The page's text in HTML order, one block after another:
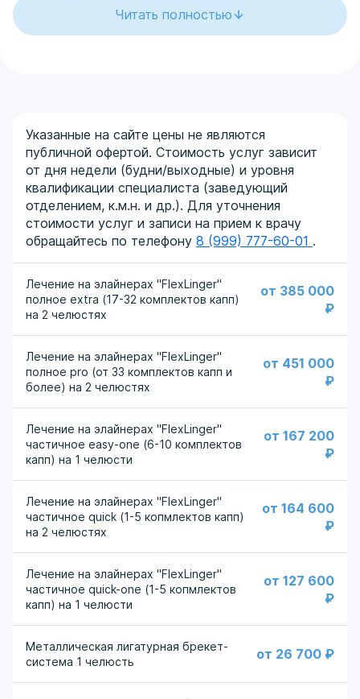
преждевременное разрушение зубов и даже
головные боли.
приговор. Главное, вовремя обратиться к
специалисту. В «Центральной поликлинике на
Ленинградке» каждый пациент получает
индивидуальный подход, основанный на принципах
доказательной медицины и глубокого уважения к
личным границам.
Показания
Исправление неправильного прикуса требуется не
только при явных визуальных нарушениях. Часто
проблема проявляется незаметно, но доставляет
ощутимый дискомфорт:
Зубы смыкаются неравномерно или с усилием.
Между зубами есть заметные промежутки.
Наблюдается чрезмерная стираемость эмали.
области височно-нижнечелюстного сустава.
Появляются регулярные головные боли,
некоторые звуки.
Даже если вы не видите явных дефектов, но
испытываете подобные симптомы, стоит записаться
на консультацию к ортодонту. Иногда лечение
прикуса становится ключом к решению хронических
проблем со здоровьем.
Читать полностью
Указанные на сайте цены не являются
публичной офертой. Стоимость услуг зависит
от дня недели (будни/выходные) и уровня
квалификации специалиста (заведующий
отделением, к.м.н. и др.). Для уточнения
стоимости услуг и записи на прием к врачу
обращайтесь по телефону 8 (999) 777-60-01 .
Лечение на элайнерах "FlexLinger"
полное extra (17-32 комплектов капп)
на 2 челюстях
от 385 000
₽
Лечение на элайнерах "FlexLinger"
полное pro (от 33 комплектов капп и
более) на 2 челюстях
от 451 000
₽
Лечение на элайнерах "FlexLinger"
частичное easy-one (6-10 комплектов
капп) на 1 челюсти
от 167 200
₽
Лечение на элайнерах "FlexLinger"
частичное quick (1-5 копмлектов капп)
на 2 челюстях
от 164 600
₽
Лечение на элайнерах "FlexLinger"
частичное quick-one (1-5 копмлектов
капп) на 1 челюсти
от 127 600
₽
Металлическая лигатурная брекет-
система 1 челюсть
от 26 700 ₽